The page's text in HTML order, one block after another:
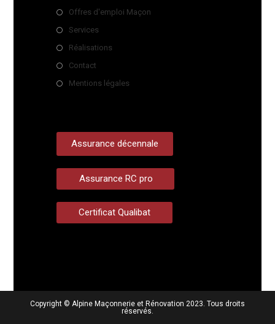
Offres d'emploi Maçon
Services
Réalisations
Contact
Mentions légales
Assurance décennale
Assurance RC pro
Certificat Qualibat
Copyright © Alpine Maçonnerie et Rénovation 2023. Tous droits
réservés.